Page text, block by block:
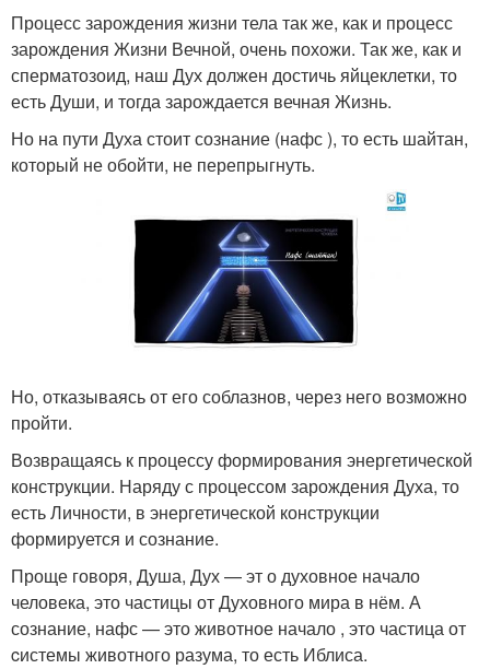
Процесс зарождения жизни тела так же, как и процесс
зарождения Жизни Вечной, очень похожи. Так же, как и
сперматозоид, наш Дух должен достичь яйцеклетки, то
есть Души, и тогда зарождается вечная Жизнь.
Но на пути Духа стоит сознание (нафс ), то есть шайтан,
который не обойти, не перепрыгнуть.
Но, отказываясь от его соблазнов, через него возможно
пройти.
Возвращаясь к процессу формирования энергетической
конструкции. Наряду с процессом зарождения Духа, то
есть Личности, в энергетической конструкции
формируется и сознание.
Проще говоря, Душа, Дух — эт о духовное начало
человека, это частицы от Духовного мира в нём. А
сознание, нафс — это животное начало , это частица от
cистемы животного разума, то есть Иблиса.